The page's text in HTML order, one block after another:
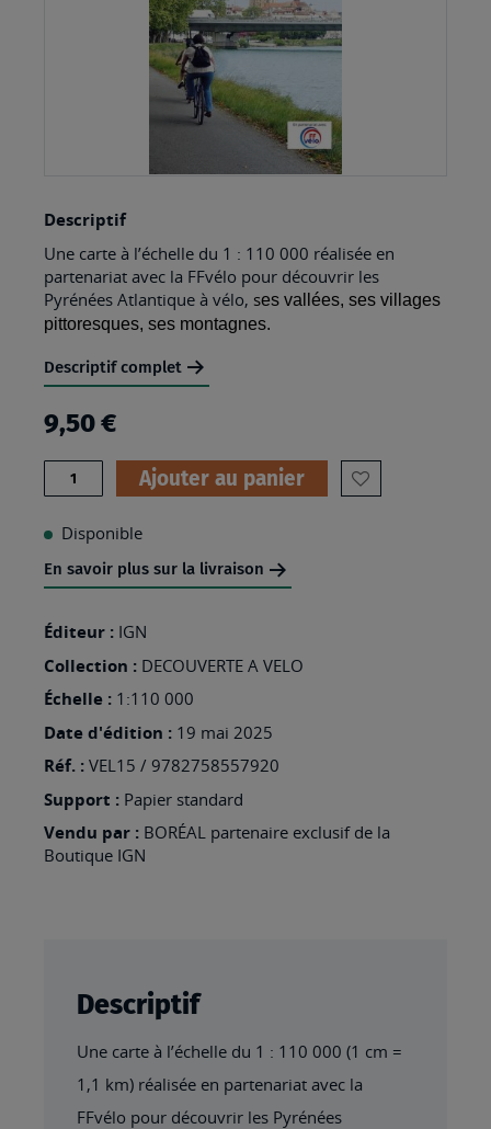
to
the
beginning
of
images
gallery
Descriptif
Une carte à l’échelle du 1 : 110 000 réalisée en
partenariat avec la FFvélo pour découvrir les
Pyrénées Atlantique à vélo, ses vallées, ses villages
pittoresques, ses montagnes.
Descriptif complet
9,50 €
Quantité Ajouter au panier
AJOUTER
ATLANTIQUES
Disponible
En savoir plus sur la livraison
Éditeur : IGN
Collection : DECOUVERTE A VELO
Échelle : 1:110 000
Date d'édition : 19 mai 2025
Réf. : VEL15 / 9782758557920
Support : Papier standard
Vendu par : BORÉAL partenaire exclusif de la
Boutique IGN
Descriptif
Une carte à l’échelle du 1 : 110 000 (1 cm =
1,1 km) réalisée en partenariat avec la
FFvélo pour découvrir les Pyrénées